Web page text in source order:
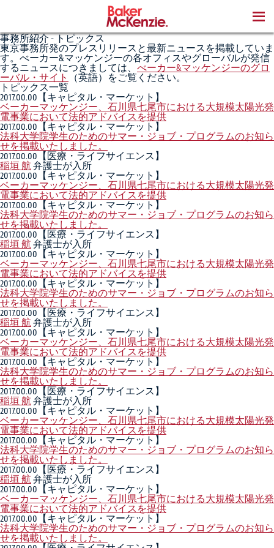
事務所紹介 - トピックス
東京事務所発のプレスリリースと最新ニュースを掲載していま
す。べーカー&マッケンジーの各オフィスやグローバルが発信
するニュースにつきましては、 べーカー&マッケンジーのグロ
ーバル・サイト
（英語）をご覧ください。
トピックス一覧
2017.00.00 【キャピタル・マーケット】
ベーカーマッケンジー、石川県七尾市における大規模太陽光発
電事業において法的アドバイスを提供
2017.00.00 【キャピタル・マーケット】
法科大学院学生のためのサマー・ジョブ・プログラムのお知ら
せを掲載いたしました。
2017.00.00 【医療・ライフサイエンス】
稲垣 航弁護士が入所
2017.00.00 【キャピタル・マーケット】
ベーカーマッケンジー、石川県七尾市における大規模太陽光発
電事業において法的アドバイスを提供
2017.00.00 【キャピタル・マーケット】
法科大学院学生のためのサマー・ジョブ・プログラムのお知ら
せを掲載いたしました。
2017.00.00 【医療・ライフサイエンス】
稲垣 航弁護士が入所
2017.00.00 【キャピタル・マーケット】
ベーカーマッケンジー、石川県七尾市における大規模太陽光発
電事業において法的アドバイスを提供
2017.00.00 【キャピタル・マーケット】
法科大学院学生のためのサマー・ジョブ・プログラムのお知ら
せを掲載いたしました。
2017.00.00 【医療・ライフサイエンス】
稲垣 航弁護士が入所
2017.00.00 【キャピタル・マーケット】
ベーカーマッケンジー、石川県七尾市における大規模太陽光発
電事業において法的アドバイスを提供
2017.00.00 【キャピタル・マーケット】
法科大学院学生のためのサマー・ジョブ・プログラムのお知ら
せを掲載いたしました。
2017.00.00 【医療・ライフサイエンス】
稲垣 航弁護士が入所
2017.00.00 【キャピタル・マーケット】
ベーカーマッケンジー、石川県七尾市における大規模太陽光発
電事業において法的アドバイスを提供
2017.00.00 【キャピタル・マーケット】
法科大学院学生のためのサマー・ジョブ・プログラムのお知ら
せを掲載いたしました。
2017.00.00 【医療・ライフサイエンス】
稲垣 航弁護士が入所
2017.00.00 【キャピタル・マーケット】
ベーカーマッケンジー、石川県七尾市における大規模太陽光発
電事業において法的アドバイスを提供
2017.00.00 【キャピタル・マーケット】
法科大学院学生のためのサマー・ジョブ・プログラムのお知ら
せを掲載いたしました。